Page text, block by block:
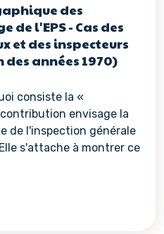
des
de l'EPS - Cas des
et des inspecteurs
années 1970)
consiste la «
envisage la
de l'inspection générale
s'attache à montrer ce